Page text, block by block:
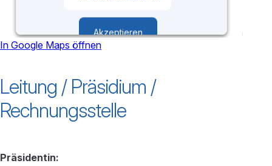
Akzeptieren
Management Platform
In Google Maps öffnen
Leitung / Präsidium /
Rechnungsstelle
Präsidentin: